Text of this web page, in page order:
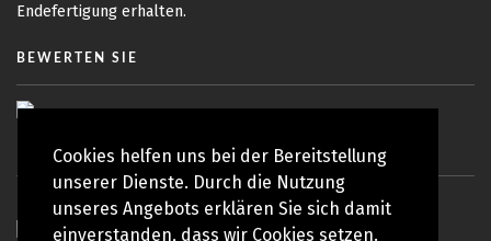
Cookies helfen uns bei der Bereitstellung
unserer Dienste. Durch die Nutzung
unseres Angebots erklären Sie sich damit
einverstanden, dass wir Cookies setzen.
Endefertigung erhalten.
BEWERTEN SIE